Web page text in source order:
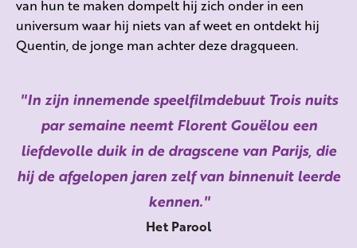
van hun te maken dompelt hij zich onder in een
universum waar hij niets van af weet en ontdekt hij
Quentin, de jonge man achter deze dragqueen.
In zijn innemende speelfilmdebuut Trois nuits
par semaine neemt Florent Gouëlou een
liefdevolle duik in de dragscene van Parijs, die
hij de afgelopen jaren zelf van binnenuit leerde
kennen.
Het Parool